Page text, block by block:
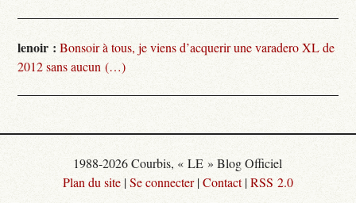
lenoir : Bonsoir à tous, je viens d’acquerir une varadero XL de
2012 sans aucun (…)
1988-2026 Courbis, « LE » Blog Officiel
Plan du site |Se connecter|Contact|RSS 2.0